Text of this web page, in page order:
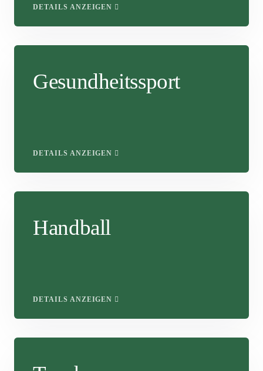
DETAILS ANZEIGEN
Gesundheitssport
DETAILS ANZEIGEN
Handball
DETAILS ANZEIGEN